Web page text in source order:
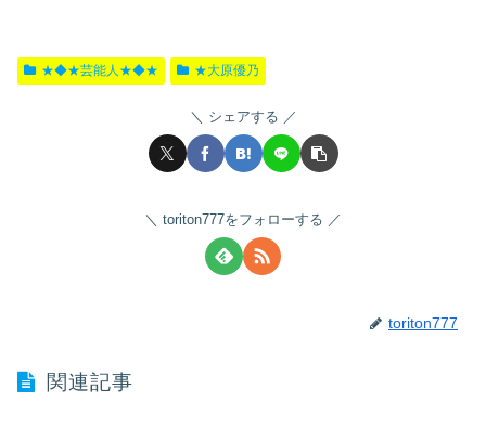
★◆★芸能人★◆★ ★大原優乃
シェアする
toriton777をフォローする
toriton777
関連記事